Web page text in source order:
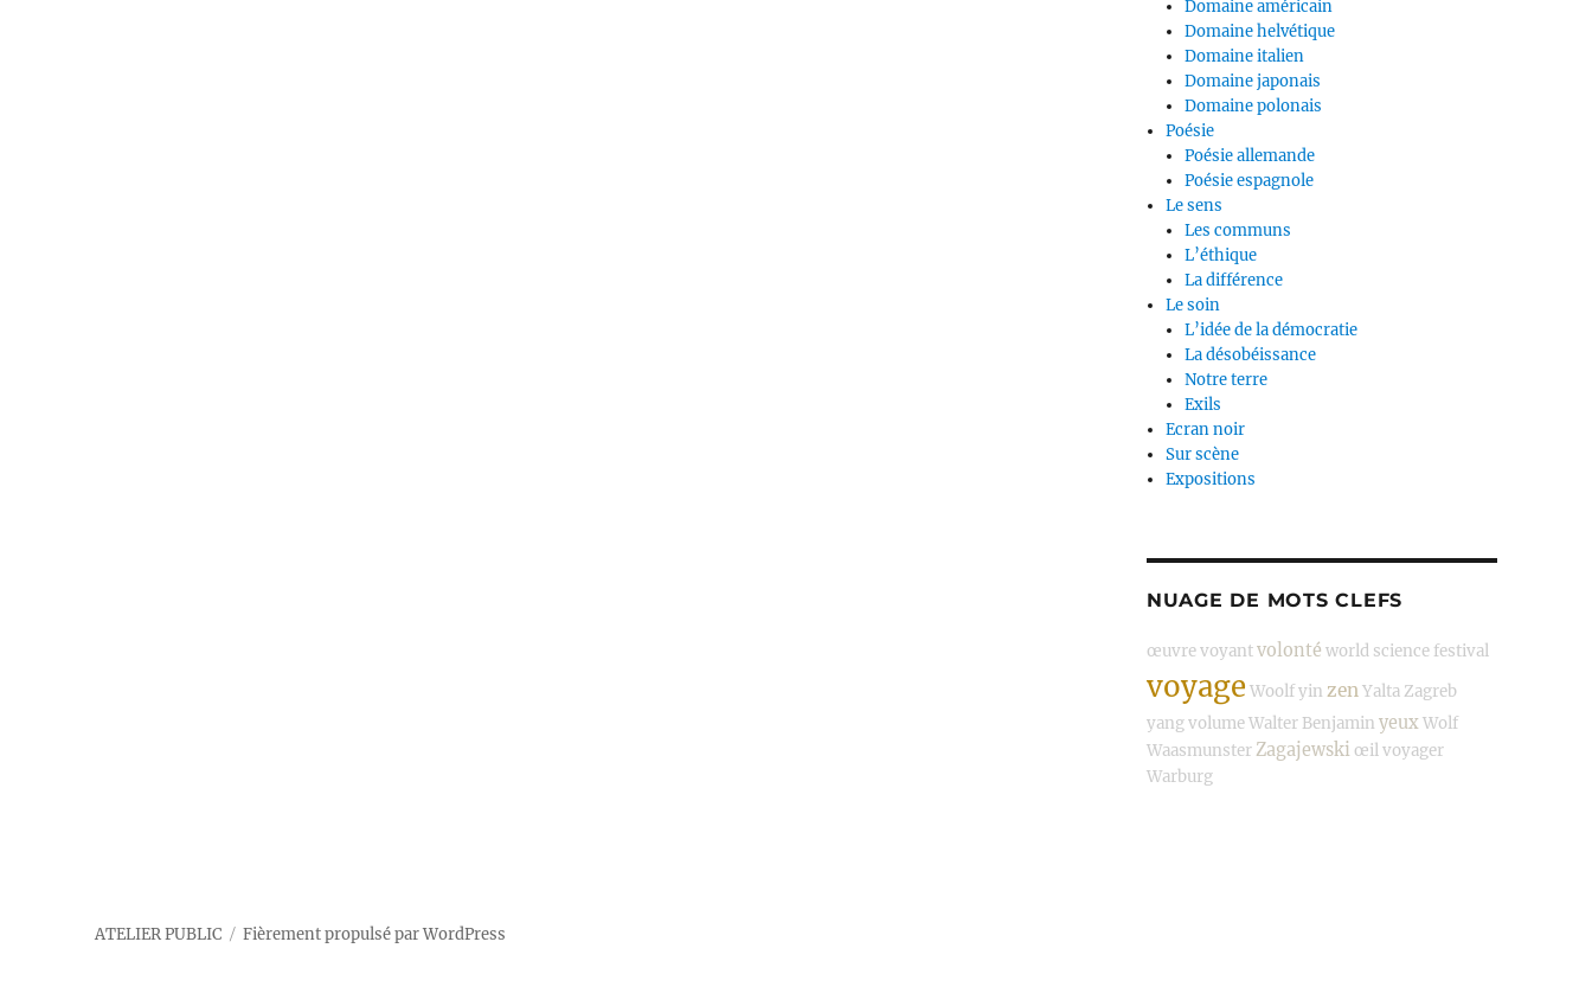
Domaine américain
Domaine helvétique
Domaine italien
Domaine japonais
Domaine polonais
Poésie
Poésie allemande
Poésie espagnole
Le sens
Les communs
L’éthique
La différence
Le soin
L’idée de la démocratie
La désobéissance
Notre terre
Exils
Ecran noir
Sur scène
Expositions
NUAGE DE MOTS CLEFS
œuvrevoyantvolonté world science festival
voyage Woolfyin zenYalta Zagreb
yangvolumeWalter Benjamin yeuxWolf
WaasmunsterZagajewski œilvoyager
Warburg
ATELIER PUBLIC Fièrement propulsé par WordPress